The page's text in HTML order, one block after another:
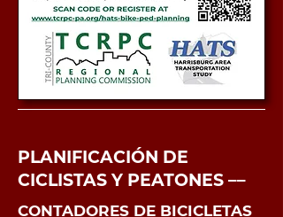
PLANIFICACIÓN DE
CICLISTAS Y PEATONES ––
CONTADORES DE BICICLETAS